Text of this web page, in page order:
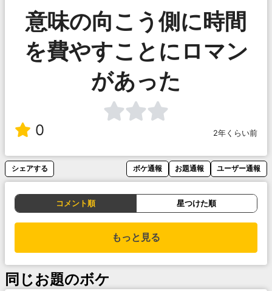
意味の向こう側に時間
を費やすことにロマン
があった
0 2年くらい前
シェアする ボケ通報 お題通報 ユーザー通報
コメント順 星つけた順
もっと見る
同じお題のボケ